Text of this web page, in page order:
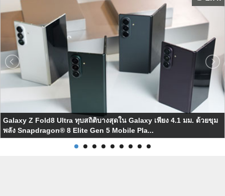
Galaxy Z Fold8 Ultra ทุบสถิติบางสุดใน Galaxy เพียง 4.1 มม. ด้วยขุม
พลัง Snapdragon® 8 Elite Gen 5 Mobile Pla...